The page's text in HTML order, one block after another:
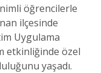
öğrencilerle
ilçesinde
Uygulama
etkinliğinde özel
yaşadı.